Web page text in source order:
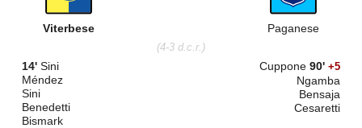
Viterbese Paganese
(4-3 d.c.r.)
14' Sini
Méndez
Sini
Benedetti
Bismark
Cuppone 90' +5
Ngamba
Bensaja
Cesaretti